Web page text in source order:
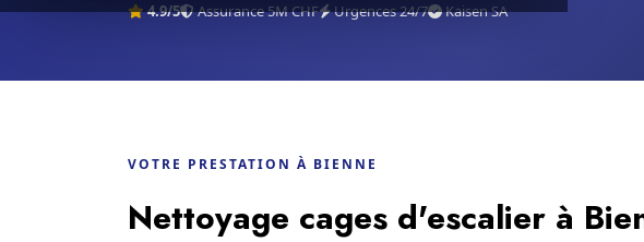
4.9/5 Assurance 5M CHF Urgences 24/7 Kaisen SA
VOTRE PRESTATION À BIENNE
Nettoyage cages d'escalier à